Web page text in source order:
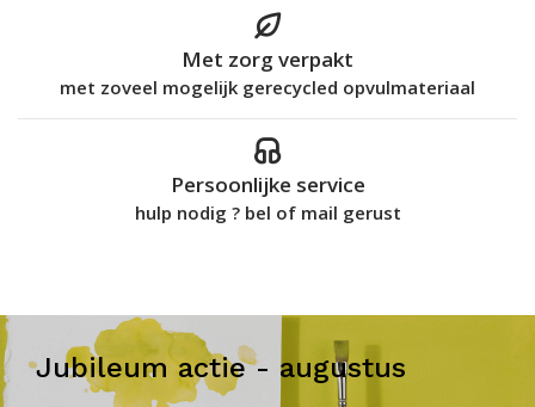
Met zorg verpakt
met zoveel mogelijk gerecycled opvulmateriaal
Persoonlijke service
hulp nodig ? bel of mail gerust
Jubileum actie - augustus